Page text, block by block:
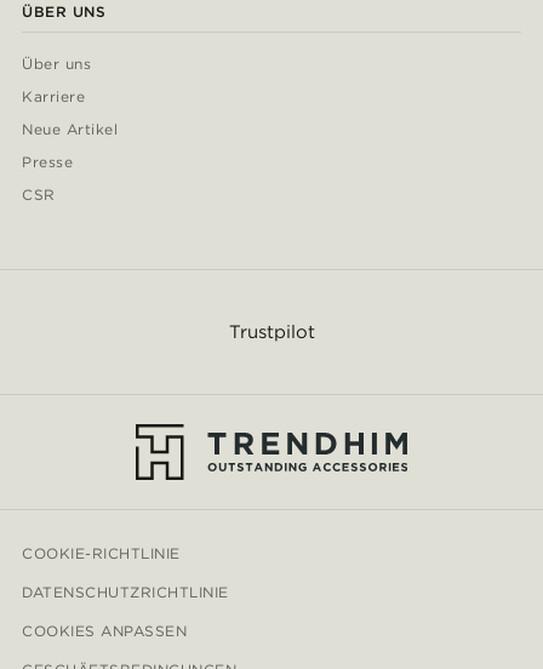
ÜBER UNS
Über uns
Karriere
Neue Artikel
Presse
CSR
Trustpilot
COOKIE-RICHTLINIE
DATENSCHUTZRICHTLINIE
COOKIES ANPASSEN